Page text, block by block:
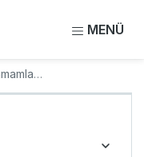
MENÜ
En İyi Tamamlayıcı Sağlık Sigortası Hangisi? Nasıl Seçilir?